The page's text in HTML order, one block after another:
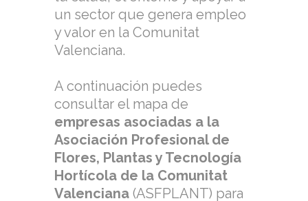
un sector que genera empleo
y valor en la Comunitat
Valenciana.
A continuación puedes
consultar el mapa de
empresas asociadas a la
Asociación Profesional de
Flores, Plantas y Tecnología
Hortícola de la Comunitat
Valenciana (ASFPLANT) para